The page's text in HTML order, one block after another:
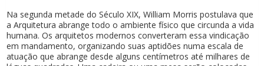
Na segunda metade do Século XIX, William Morris postulava que
a Arquitetura abrange todo o ambiente físico que circunda a vida
humana. Os arquitetos modernos converteram essa vindicação
em mandamento, organizando suas aptidões numa escala de
atuação que abrange desde alguns centímetros até milhares de